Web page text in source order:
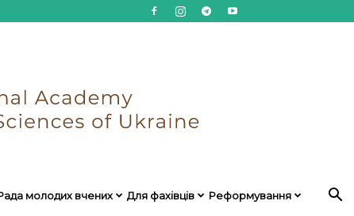
молодих вчених Для фахівців Реформування